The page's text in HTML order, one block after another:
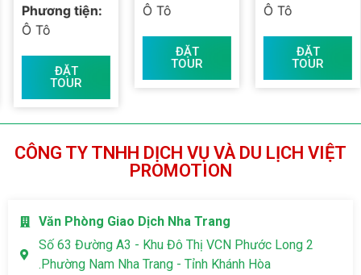
Phương tiện:
Ô Tô
ĐẶT
TOUR
Ô Tô
ĐẶT
TOUR
Ô Tô
ĐẶT
TOUR
CÔNG TY TNHH DỊCH VỤ VÀ DU LỊCH VIỆT
PROMOTION
Văn Phòng Giao Dịch Nha Trang
Số 63 Đường A3 - Khu Đô Thị VCN Phước Long 2
.Phường Nam Nha Trang - Tỉnh Khánh Hòa